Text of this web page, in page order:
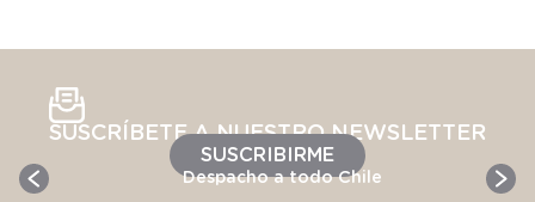
SUSCRÍBETE A NUESTRO NEWSLETTER
SUSCRIBIRME
Despacho a todo Chile